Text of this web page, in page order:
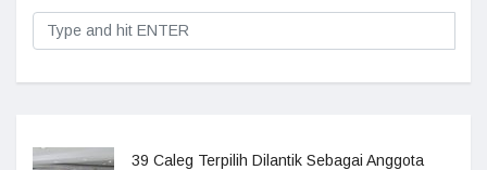
39 Caleg Terpilih Dilantik Sebagai Anggota